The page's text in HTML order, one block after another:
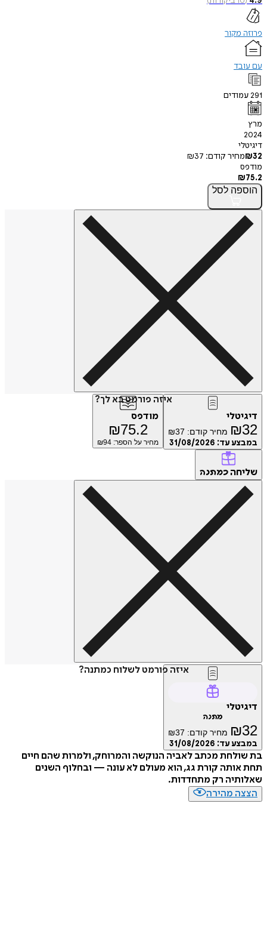
פרוזה מקור
עם עובד
291עמודים
מרץ
2024
דיגיטלי
₪32 מחיר קודם: ₪37
מודפס
₪75.2
הוספה לסל
איזה פורמט בא לך?
דיגיטלי
₪32 מחיר קודם: ₪37
במבצע עד: 31/08/2026
מודפס
₪75.2
מחיר על הספר: ₪ 94
שליחה כמתנה
איזה פורמט לשלוח כמתנה?
דיגיטלי
מתנה
₪32 מחיר קודם: ₪37
במבצע עד: 31/08/2026
בת שולחת מכתב לאביה הנוקשה והמרוחק, ולמרות שהם חיים
תחת אותה קורת גג, הוא מעולם לא עונה — ובחלוף השנים
שאלותיה רק מתחדדות.
הצצה מהירה